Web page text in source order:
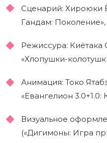
Сценарий: Хироюки
Гандам: Поколение»,
Режиссура: Киётака
«Хлопушки-
Анимация: Токо
«Евангелион 3.0+1.0:
Визуальное
(«Дигимоны: Игра